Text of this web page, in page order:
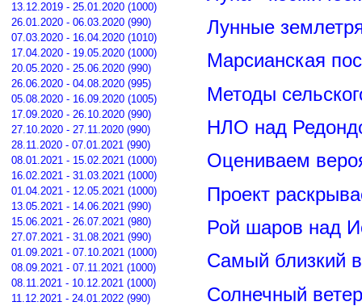
13.12.2019 - 25.01.2020 (1000)
26.01.2020 - 06.03.2020 (990)
07.03.2020 - 16.04.2020 (1010)
17.04.2020 - 19.05.2020 (1000)
20.05.2020 - 25.06.2020 (990)
26.06.2020 - 04.08.2020 (995)
05.08.2020 - 16.09.2020 (1005)
17.09.2020 - 26.10.2020 (990)
27.10.2020 - 27.11.2020 (990)
28.11.2020 - 07.01.2021 (990)
08.01.2021 - 15.02.2021 (1000)
16.02.2021 - 31.03.2021 (1000)
01.04.2021 - 12.05.2021 (1000)
13.05.2021 - 14.06.2021 (990)
15.06.2021 - 26.07.2021 (980)
27.07.2021 - 31.08.2021 (990)
01.09.2021 - 07.10.2021 (1000)
08.09.2021 - 07.11.2021 (1000)
08.11.2021 - 10.12.2021 (1000)
11.12.2021 - 24.01.2022 (990)
Лунные
Марсианская
Методы
НЛО над
Оцениваем
Проект
Рой шаров над
Самый близкий
Солнечный